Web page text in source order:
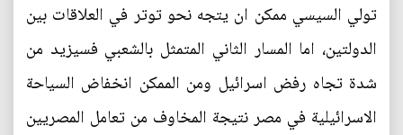
تولي السيسي ممكن ان يتجه نحو توتر في العلاقات بين
الدولتين، اما المسار الثاني المتمثل بالشعبي فسيزيد من
شدة تجاه رفض اسرائيل ومن الممكن انخفاض السياحة
الاسرائيلية في مصر نتيجة المخاوف من تعامل المصريين